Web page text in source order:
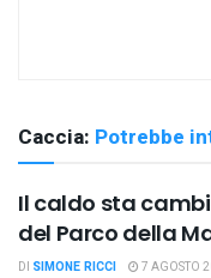
Caccia: Potrebbe
Il caldo sta
del Parco della
DI SIMONE RICCI 7 AGOSTO